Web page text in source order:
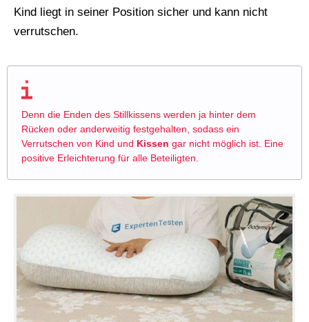
Kind liegt in seiner Position sicher und kann nicht
verrutschen.
Denn die Enden des Stillkissens werden ja hinter dem
Rücken oder anderweitig festgehalten, sodass ein
Verrutschen von Kind und Kissen gar nicht möglich ist. Eine
positive Erleichterung für alle Beteiligten.